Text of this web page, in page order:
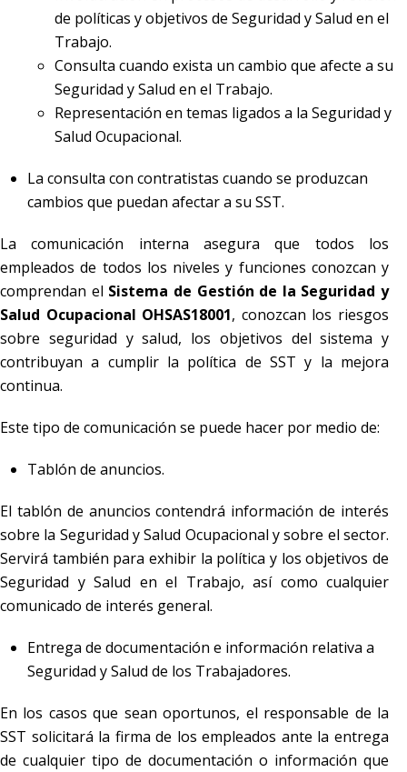
de políticas y objetivos de Seguridad y Salud en el
Trabajo.
Consulta cuando exista un cambio que afecte a su
Seguridad y Salud en el Trabajo.
Representación en temas ligados a la Seguridad y
Salud Ocupacional.
La consulta con contratistas cuando se produzcan
cambios que puedan afectar a su SST.
La comunicación interna asegura que todos los
empleados de todos los niveles y funciones conozcan y
comprendan el Sistema de Gestión de la Seguridad y
Salud Ocupacional OHSAS18001, conozcan los riesgos
sobre seguridad y salud, los objetivos del sistema y
contribuyan a cumplir la política de SST y la mejora
continua.
Este tipo de comunicación se puede hacer por medio de:
Tablón de anuncios.
El tablón de anuncios contendrá información de interés
sobre la Seguridad y Salud Ocupacional y sobre el sector.
Servirá también para exhibir la política y los objetivos de
Seguridad y Salud en el Trabajo, así como cualquier
comunicado de interés general.
Entrega de documentación e información relativa a
Seguridad y Salud de los Trabajadores.
En los casos que sean oportunos, el responsable de la
SST solicitará la firma de los empleados ante la entrega
de cualquier tipo de documentación o información que